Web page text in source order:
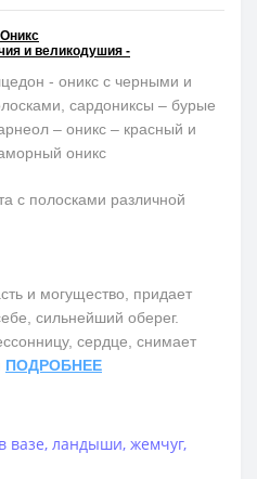
Оникс
и великодушия -
- оникс с черными и
сардониксы – бурые
– оникс – красный и
оникс
с полосками различной
и могущество, придает
сильнейший оберег.
сердце, снимает
ПОДРОБНЕЕ
вазе, ландыши, жемчуг,